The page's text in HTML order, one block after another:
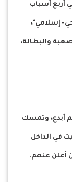
أربع أسباب
إسلامي"،
والبطالة،
أبدع، وتمسك
في الداخل
أعلن عنهم.